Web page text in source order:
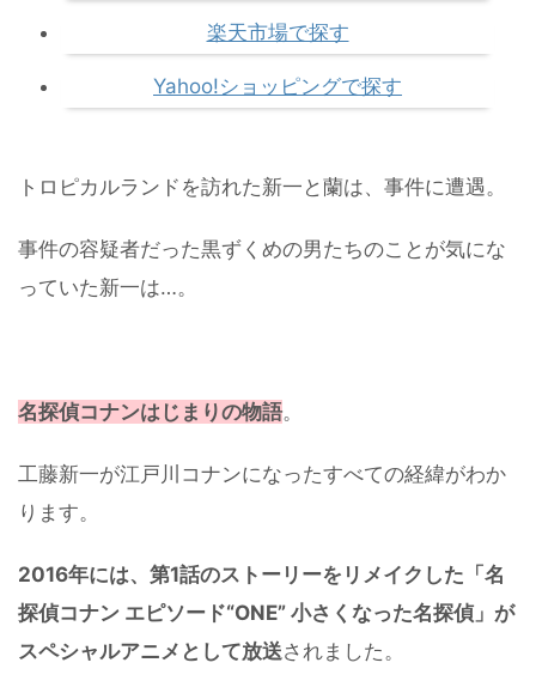
楽天市場で探す
Yahoo!ショッピングで探す
トロピカルランドを訪れた新一と蘭は、事件に遭遇。
事件の容疑者だった黒ずくめの男たちのことが気にな
っていた新一は…。
名探偵コナンはじまりの物語。
工藤新一が江戸川コナンになったすべての経緯がわか
ります。
2016年には、第1話のストーリーをリメイクした「名
探偵コナン エピソード“ONE” 小さくなった名探偵」が
スペシャルアニメとして放送されました。